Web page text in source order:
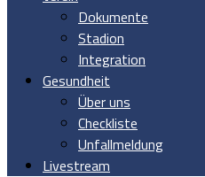
Dokumente
Stadion
Integration
Gesundheit
Über uns
Checkliste
Unfallmeldung
Livestream